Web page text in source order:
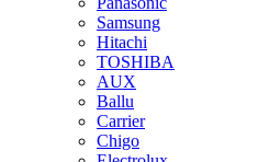
Samsung
Hitachi
TOSHIBA
AUX
Ballu
Carrier
Chigo